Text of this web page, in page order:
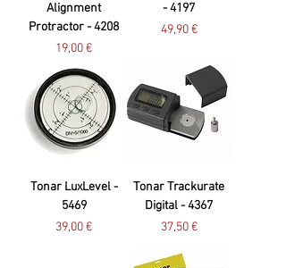
Alignment
Protractor - 4208
Preço
19,00 €
- 4197
Preço
49,90 €
Tonar LuxLevel -
5469
Preço
39,00 €
Tonar Trackurate
Digital - 4367
Preço
37,50 €